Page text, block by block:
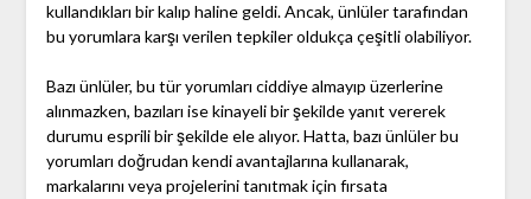
kullandıkları bir kalıp haline geldi. Ancak, ünlüler tarafından
bu yorumlara karşı verilen tepkiler oldukça çeşitli olabiliyor.
Bazı ünlüler, bu tür yorumları ciddiye almayıp üzerlerine
alınmazken, bazıları ise kinayeli bir şekilde yanıt vererek
durumu esprili bir şekilde ele alıyor. Hatta, bazı ünlüler bu
yorumları doğrudan kendi avantajlarına kullanarak,
markalarını veya projelerini tanıtmak için fırsata